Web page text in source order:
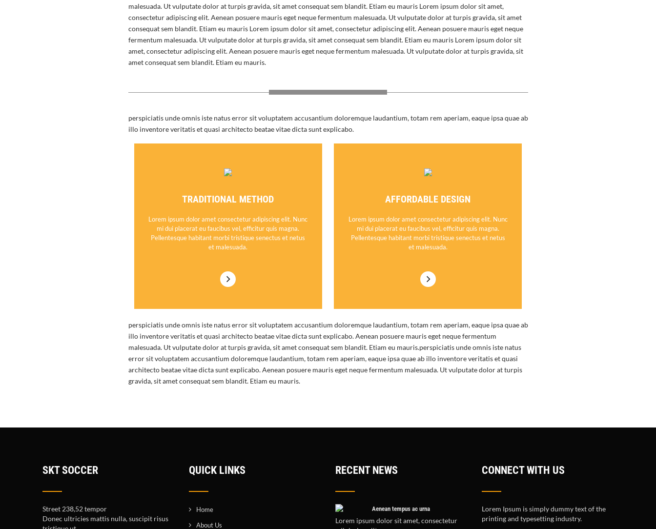
malesuada. Ut vulputate dolor at turpis gravida, sit amet consequat sem blandit. Etiam eu mauris Lorem ipsum dolor sit amet,
consectetur adipiscing elit. Aenean posuere mauris eget neque fermentum malesuada. Ut vulputate dolor at turpis gravida, sit amet
consequat sem blandit. Etiam eu mauris Lorem ipsum dolor sit amet, consectetur adipiscing elit. Aenean posuere mauris eget neque
fermentum malesuada. Ut vulputate dolor at turpis gravida, sit amet consequat sem blandit. Etiam eu mauris Lorem ipsum dolor sit
amet, consectetur adipiscing elit. Aenean posuere mauris eget neque fermentum malesuada. Ut vulputate dolor at turpis gravida, sit
amet consequat sem blandit. Etiam eu mauris.
perspiciatis unde omnis iste natus error sit voluptatem accusantium doloremque laudantium, totam rem aperiam, eaque ipsa quae ab
illo inventore veritatis et quasi architecto beatae vitae dicta sunt explicabo.
TRADITIONAL METHOD
Lorem ipsum dolor amet consectetur adipiscing elit. Nunc
mi dui placerat eu faucibus vel, efficitur quis magna.
Pellentesque habitant morbi tristique senectus et netus
et malesuada.
AFFORDABLE DESIGN
Lorem ipsum dolor amet consectetur adipiscing elit. Nunc
mi dui placerat eu faucibus vel, efficitur quis magna.
Pellentesque habitant morbi tristique senectus et netus
et malesuada.
perspiciatis unde omnis iste natus error sit voluptatem accusantium doloremque laudantium, totam rem aperiam, eaque ipsa quae ab
illo inventore veritatis et quasi architecto beatae vitae dicta sunt explicabo. Aenean posuere mauris eget neque fermentum
malesuada. Ut vulputate dolor at turpis gravida, sit amet consequat sem blandit. Etiam eu mauris.perspiciatis unde omnis iste natus
error sit voluptatem accusantium doloremque laudantium, totam rem aperiam, eaque ipsa quae ab illo inventore veritatis et quasi
architecto beatae vitae dicta sunt explicabo. Aenean posuere mauris eget neque fermentum malesuada. Ut vulputate dolor at turpis
gravida, sit amet consequat sem blandit. Etiam eu mauris.
SKT SOCCER
Street 238,52 tempor
Donec ultricies mattis nulla, suscipit risus
QUICK LINKS
Home
About Us
RECENT NEWS
Aenean tempus ac urna
Lorem ipsum dolor sit amet, consectetur
CONNECT WITH US
Lorem Ipsum is simply dummy text of the
printing and typesetting industry.